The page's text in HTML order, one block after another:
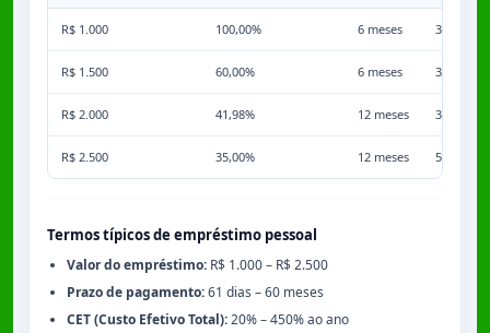
R$ 1.000 100,00% 6 meses 3,50%
R$ 1.500 60,00% 6 meses 3,50%
R$ 2.000 41,98% 12 meses 3,50%
R$ 2.500 35,00% 12 meses 5,00%
Termos típicos de empréstimo pessoal
Valor do empréstimo: R$ 1.000 – R$ 2.500
Prazo de pagamento:61 dias – 60 meses
CET (Custo Efetivo Total):20% – 450% ao ano